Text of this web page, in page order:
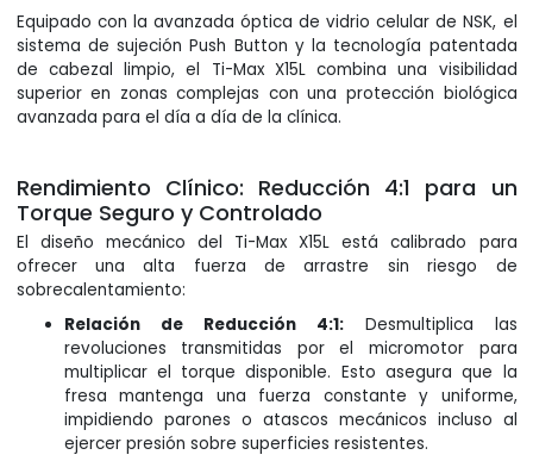
Equipado con la avanzada óptica de vidrio celular de NSK, el
sistema de sujeción Push Button y la tecnología patentada
de cabezal limpio, el Ti-Max X15L combina una visibilidad
superior en zonas complejas con una protección biológica
avanzada para el día a día de la clínica.
Rendimiento Clínico: Reducción 4:1 para un
Torque Seguro y Controlado
El diseño mecánico del Ti-Max X15L está calibrado para
ofrecer una alta fuerza de arrastre sin riesgo de
sobrecalentamiento:
Relación de Reducción 4:1:Desmultiplica las
revoluciones transmitidas por el micromotor para
multiplicar el torque disponible. Esto asegura que la
fresa mantenga una fuerza constante y uniforme,
impidiendo parones o atascos mecánicos incluso al
ejercer presión sobre superficies resistentes.